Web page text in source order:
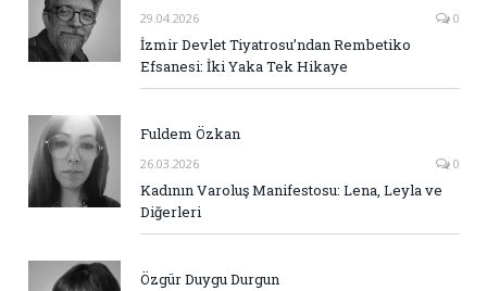
29.04.2026 0
İzmir Devlet Tiyatrosu’ndan Rembetiko
Efsanesi: İki Yaka Tek Hikaye
Fuldem Özkan
26.03.2026 0
Kadının Varoluş Manifestosu: Lena, Leyla ve
Diğerleri
Özgür Duygu Durgun